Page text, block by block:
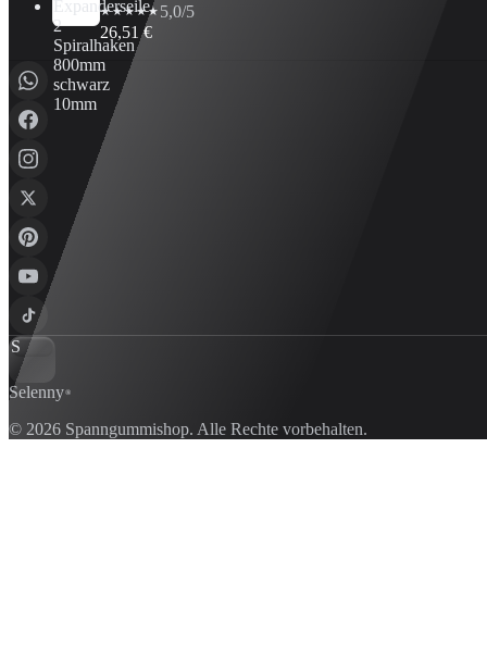
★★★★★ 5,0/5
26,51 €
S
Selenny®
© 2026 Spanngummishop. Alle Rechte vorbehalten.